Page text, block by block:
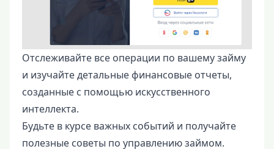
Отслеживайте все операции по вашему займу
и изучайте детальные финансовые отчеты,
созданные с помощью искусственного
интеллекта.
Будьте в курсе важных событий и получайте
полезные советы по управлению займом.